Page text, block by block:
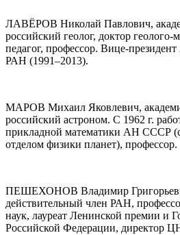
ЛАВЁРОВ Николай Павлович,
российский геолог, доктор геолого-
педагог, профессор. Вице-
РАН (1991–2013).
МАРОВ Михаил Яковлевич,
российский астроном. С 1962 г.
прикладной математики АН СССР
отделом физики планет), профессор.
ПЕШЕХОНОВ Владимир
действительный член РАН,
наук, лауреат Ленинской премии и
Российской Федерации, директор